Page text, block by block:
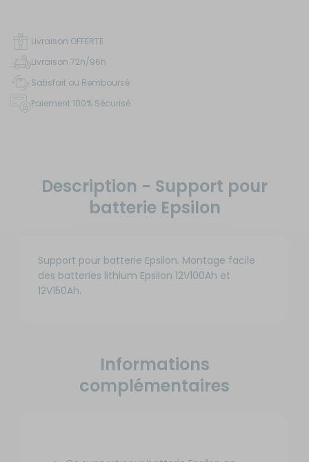
Livraison OFFERTE
Livraison 72h/96h
Satisfait ou Remboursé
Paiement 100% Sécurisé
Description - Support pour
batterie Epsilon
Support pour batterie Epsilon. Montage facile
des batteries lithium Epsilon 12V100Ah et
12V150Ah.
Informations
complémentaires